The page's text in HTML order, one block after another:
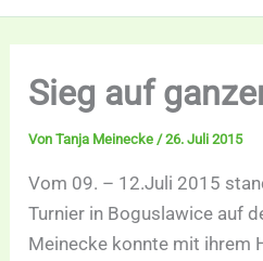
Sieg auf
VonTanja Meinecke /26. Juli 2015
Vom 09. – 12.Juli 2015
Turnier in Boguslawice auf
Meinecke konnte mit ihrem